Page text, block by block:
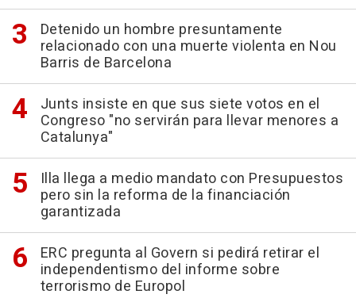
Detenido un hombre presuntamente
relacionado con una muerte violenta en Nou
Barris de Barcelona
Junts insiste en que sus siete votos en el
Congreso "no servirán para llevar menores a
Catalunya"
Illa llega a medio mandato con Presupuestos
pero sin la reforma de la financiación
garantizada
ERC pregunta al Govern si pedirá retirar el
independentismo del informe sobre
terrorismo de Europol